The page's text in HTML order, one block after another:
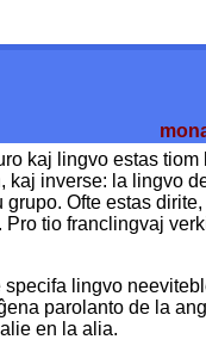
kaj lingvo estas tiom
inverse: la lingvo
Ofte estas
tio franclingvaj
lingvo
parolanto de la
en la alia.